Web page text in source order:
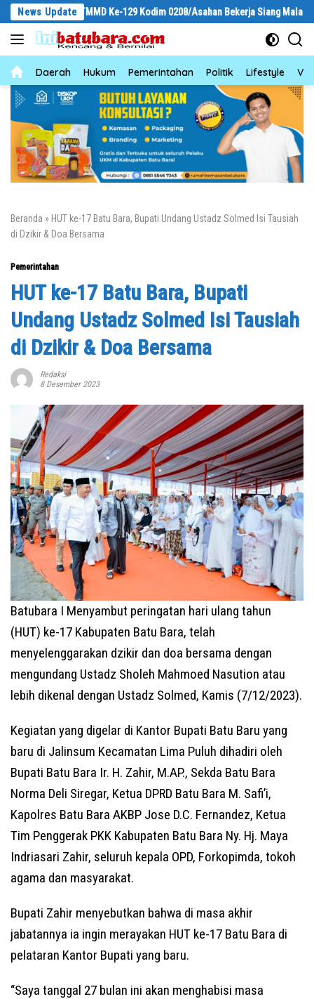
Langsung
konten
News Update
TMMD Ke-129 Kodim 0208/Asahan Bekerja Siang Malam Demi
NewsDaerah Hukum Pemerintahan Politik Lifestyle
Beranda » HUT ke-17 Batu Bara, Bupati Undang Ustadz Solmed Isi Tausiah
di Dzikir & Doa Bersama
Pemerintahan
HUT ke-17 Batu Bara, Bupati
Undang Ustadz Solmed Isi Tausiah
di Dzikir & Doa Bersama
Redaksi
8 Desember 2023
Batubara I Menyambut peringatan hari ulang tahun
(HUT) ke-17 Kabupaten Batu Bara, telah
menyelenggarakan dzikir dan doa bersama dengan
mengundang Ustadz Sholeh Mahmoed Nasution atau
lebih dikenal dengan Ustadz Solmed, Kamis (7/12/2023).
Kegiatan yang digelar di Kantor Bupati Batu Baru yang
baru di Jalinsum Kecamatan Lima Puluh dihadiri oleh
Bupati Batu Bara Ir. H. Zahir, M.AP., Sekda Batu Bara
Norma Deli Siregar, Ketua DPRD Batu Bara M. Safi’i,
Kapolres Batu Bara AKBP Jose D.C. Fernandez, Ketua
Tim Penggerak PKK Kabupaten Batu Bara Ny. Hj. Maya
Indriasari Zahir, seluruh kepala OPD, Forkopimda, tokoh
agama dan masyarakat.
Bupati Zahir menyebutkan bahwa di masa akhir
jabatannya ia ingin merayakan HUT ke-17 Batu Bara di
pelataran Kantor Bupati yang baru.
“Saya tanggal 27 bulan ini akan menghabisi masa